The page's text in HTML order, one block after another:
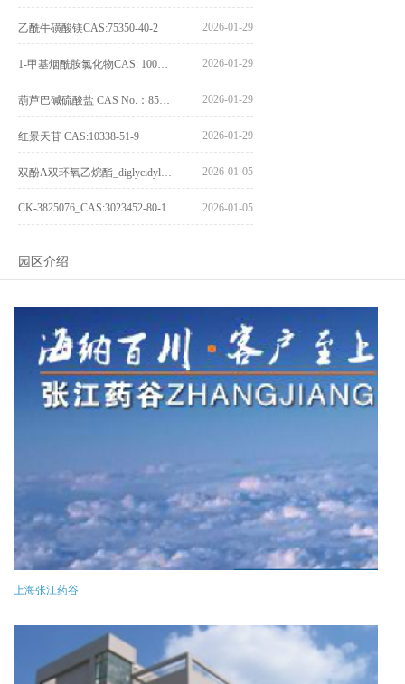
乙酰牛磺酸镁CAS:75350-40-2 2026-01-29
2026-01-29
2026-01-29
红景天苷 CAS:10338-51-9 2026-01-29
2026-01-05
CK-3825076_CAS:3023452-80-1 2026-01-05
园区介绍
上海张江药谷